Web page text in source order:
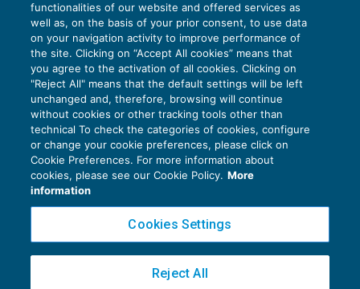
GUIDA AGLI ADEMPIMENTI 18/09/2017
diEVOLUTION
Privacy Policy
Cookie Policy
Copyright 2016 ©Gruppo Euroconference S.p.A.v2.32.4
Piazza Luigi Einaudi, 10N01 - 20124 Milano - info@ecnews.it
functionalities of our website and offered services as
well as, on the basis of your prior consent, to use data
on your navigation activity to improve performance of
the site. Clicking on “Accept All cookies” means that
you agree to the activation of all cookies. Clicking on
"Reject All" means that the default settings will be left
unchanged and, therefore, browsing will continue
without cookies or other tracking tools other than
technical To check the categories of cookies, configure
or change your cookie preferences, please click on
Cookie Preferences. For more information about
cookies, please see our Cookie Policy. More
information
Cookies Settings
Reject All